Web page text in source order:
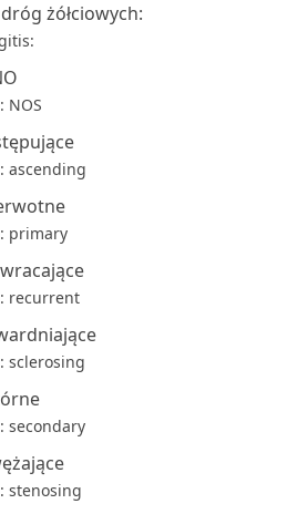
żółciowych:
NOS
ascending
primary
recurrent
sclerosing
secondary
stenosing